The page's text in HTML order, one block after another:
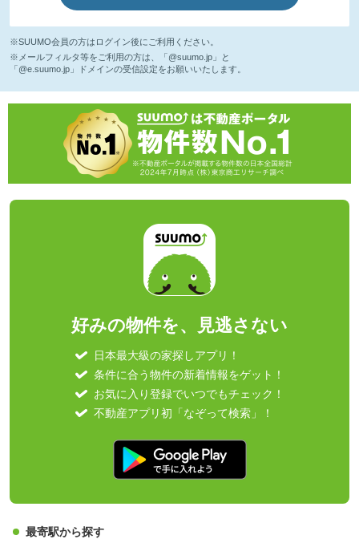
※SUUMO会員の方はログイン後にご利用ください。
※メールフィルタ等をご利用の方は、「@suumo.jp」と
「@e.suumo.jp」ドメインの受信設定をお願いいたします。
好みの物件を、見逃さない
日本最大級の家探しアプリ！
条件に合う物件の新着情報をゲット！
お気に入り登録でいつでもチェック！
不動産アプリ初「なぞって検索」！
最寄駅から探す